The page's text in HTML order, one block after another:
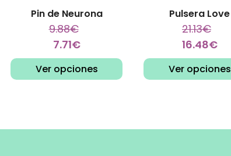
Pin de Neurona
9.88€
7.71€
Ver opciones
Pulsera Love
21.13€
16.48€
Ver opciones